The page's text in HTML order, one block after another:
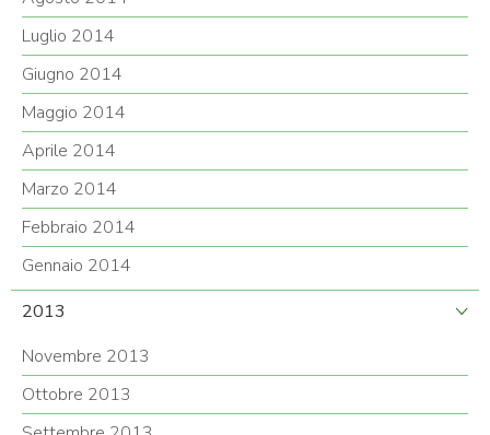
Luglio 2014
Giugno 2014
Maggio 2014
Aprile 2014
Marzo 2014
Febbraio 2014
Gennaio 2014
2013
Novembre 2013
Ottobre 2013